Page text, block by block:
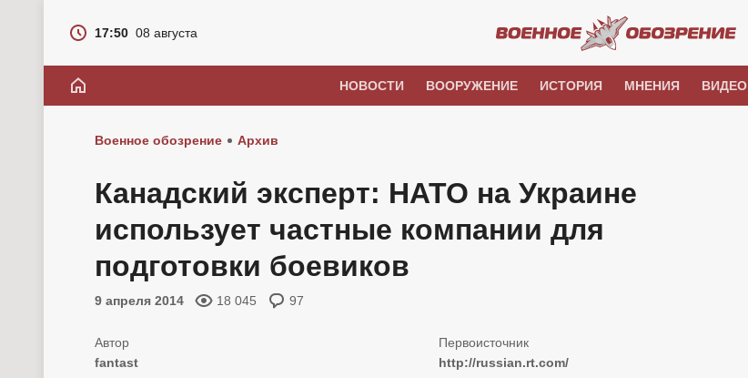
17:50 08 августа
НОВОСТИ ВООРУЖЕНИЕ ИСТОРИЯ МНЕНИЯ ВИДЕО
Военное обозрение Архив
Канадский эксперт: НАТО на Украине
использует частные компании для
подготовки боевиков
9 апреля 2014 18 045 97
fantast http://russian.rt.com/